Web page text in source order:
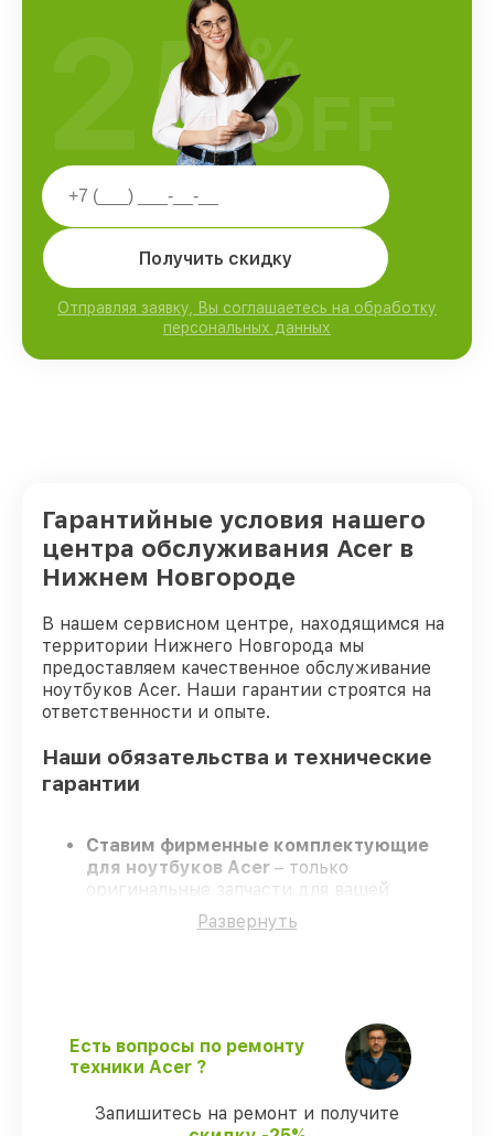
Получить скидку
Отправляя заявку, Вы соглашаетесь на обработку
персональных данных
25%
OFF
Гарантийные условия нашего
центра обслуживания Acer в
Нижнем Новгороде
В нашем сервисном центре, находящимся на
территории Нижнего Новгорода мы
предоставляем качественное обслуживание
ноутбуков Acer. Наши гарантии строятся на
ответственности и опыте.
Наши обязательства и технические
гарантии
Ставим фирменные комплектующие
для ноутбуков Acer – только
оригинальные запчасти для вашей
Опытные инженеры– проходят строгий
ремонт ноутбуков Acer без бесконечных
переносов.
Поддержка после ремонта – на все
услуги и детали для ноутбуков Acer
предоставляется официальное
Развернуть
Есть вопросы по ремонту
техники Acer ?
Запишитесь на ремонт и получите